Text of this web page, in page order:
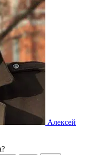
Алексей